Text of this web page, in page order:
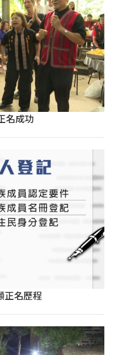
名成功
正名歷程